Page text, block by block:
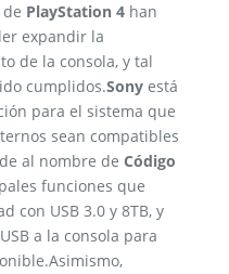
PlayStation 4 han
expandir la
de la consola, y tal
cumplidos.Sony está
para el sistema que
sean compatibles
al nombre de Código
funciones que
con USB 3.0 y 8TB, y
a la consola para